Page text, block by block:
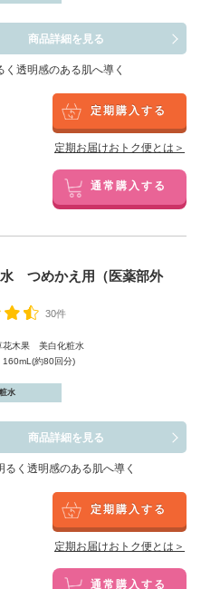
商品詳細を見る
透明感のある肌へ導く
定期購入する
定期お届けおトク便とは＞
通常購入する
つめかえ用（医薬部外
30件
木果 美白化粧水
約80回分)
水
商品詳細を見る
く透明感のある肌へ導く
定期購入する
定期お届けおトク便とは＞
通常購入する